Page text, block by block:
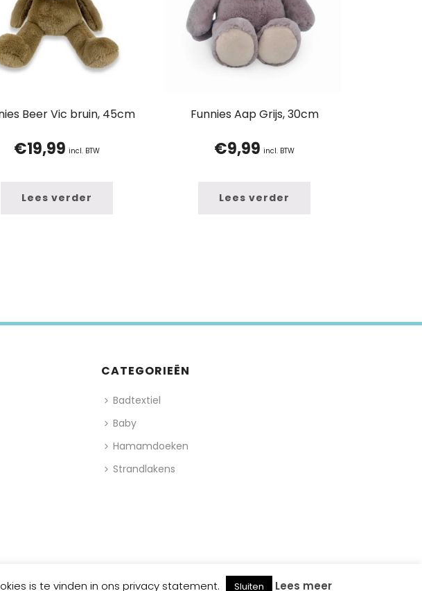
Beer Vic bruin, 45cm
€19,99 incl. BTW
Lees verder
Funnies Aap Grijs, 30cm
€9,99 incl. BTW
Lees verder
CATEGORIEËN
Badtextiel
Baby
Hamamdoeken
Strandlakens
is te vinden in ons privacy statement. Sluiten Lees meer